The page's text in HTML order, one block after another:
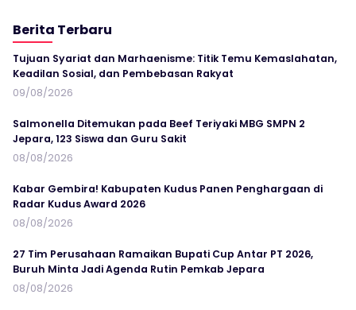
Berita Terbaru
Tujuan Syariat dan Marhaenisme: Titik Temu Kemaslahatan,
Keadilan Sosial, dan Pembebasan Rakyat
09/08/2026
Salmonella Ditemukan pada Beef Teriyaki MBG SMPN 2
Jepara, 123 Siswa dan Guru Sakit
08/08/2026
Kabar Gembira! Kabupaten Kudus Panen Penghargaan di
Radar Kudus Award 2026
08/08/2026
27 Tim Perusahaan Ramaikan Bupati Cup Antar PT 2026,
Buruh Minta Jadi Agenda Rutin Pemkab Jepara
08/08/2026